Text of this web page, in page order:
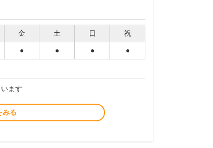
金 土 日 祝
● ● ● ●
ます
みる